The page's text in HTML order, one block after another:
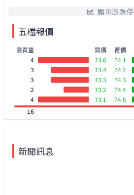
顯示漲跌停
五檔報價
委買量
買價
4
73.6
3
73.4
3
73.3
2
73.2
4
73.1
賣價
74.1
74.2
74.3
74.4
74.5
16
新聞訊息